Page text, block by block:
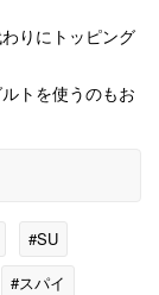
りにトッピング
トを使うのもお
#SU
#スパイ